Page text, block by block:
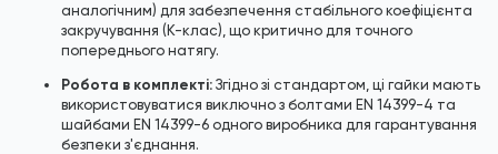
аналогічним) для забезпечення стабільного коефіцієнта
закручування (K-клас), що критично для точного
попереднього натягу.
Робота в комплекті: Згідно зі стандартом, ці гайки мають
використовуватися виключно з болтами EN 14399-4 та
шайбами EN 14399-6 одного виробника для гарантування
безпеки з'єднання.